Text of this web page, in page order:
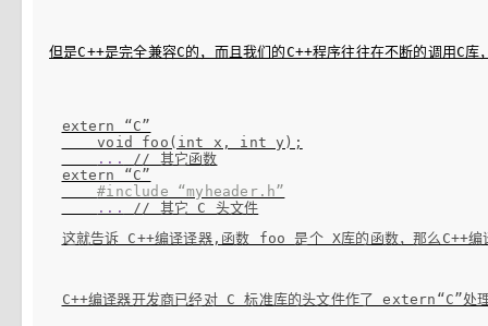
但是C++是完全兼容C的，而且我们的C++程序往往在不断的调用C
extern “C”
    void foo(int x, int y);
...
// 其它函数
extern “C”
#include “myheader.h”
...
这就告诉 C++编译译器,函数 foo 是个 X库的函数，那么C++
C++编译器开发商已经对 C 标准库的头文件作了 extern“C”